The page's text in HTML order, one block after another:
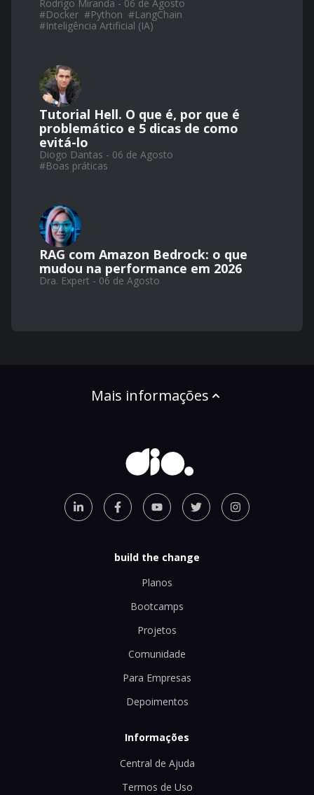
Rodrigo Miranda - 06 de Agosto
#Docker #Python #LangChain
#Inteligência Artificial (IA)
Tutorial Hell. O que é, por que é
problemático e 5 dicas de como
evitá-lo
Diogo Dantas - 06 de Agosto
#Boas práticas
RAG com Amazon Bedrock: o que
mudou na performance em 2026
Dra. Expert - 06 de Agosto
Mais informações
build the change
Planos
Bootcamps
Projetos
Comunidade
Para Empresas
Depoimentos
Informações
Central de Ajuda
Termos de Uso